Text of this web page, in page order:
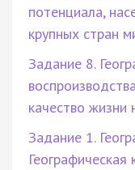
потенциала,
крупных стран
Задание 8.
качество жизни
Задание 1.